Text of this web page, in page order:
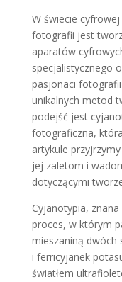
W świecie
fotografii jest
aparatów
specjalistycznego
pasjonaci
unikalnych metod
podejść jest
fotograficzna,
artykule
jej zaletom i
dotyczącymi
Cyjanotypia,
proces, w którym
mieszaniną dwóch
i ferricyjanek
światłem